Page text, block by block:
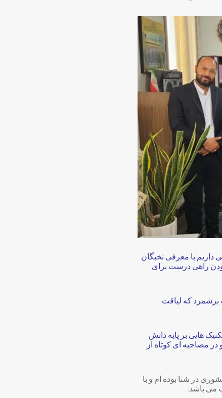
داریم با معرفی نخبگان
راهی درست برای
برشمرد که لیاقت
هایی بر پایه دانش
مصاحبه ای کوتاه از
در شنا بوده ام و با
می باشد.